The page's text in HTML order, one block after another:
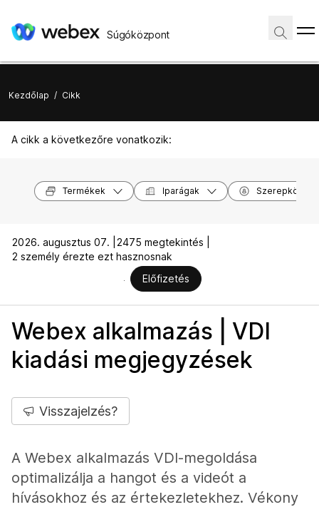
Súgóközpont
Kezdőlap / Cikk
A cikk a következőre vonatkozik:
Termékek Iparágak Szerepkörök
2026. augusztus 07. |
2475 megtekintés |
2 személy érezte ezt hasznosnak
Előfizetés
Webex alkalmazás | VDI
kiadási megjegyzések
Visszajelzés?
A Webex alkalmazás VDI-megoldása
optimalizálja a hangot és a videót a
hívásokhoz és az értekezletekhez. Vékony